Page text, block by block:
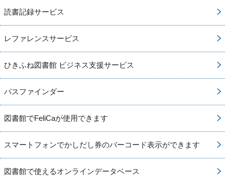
読書記録サービス
レファレンスサービス
ひきふね図書館 ビジネス支援サービス
パスファインダー
図書館でFeliCaが使用できます
スマートフォンでかしだし券のバーコード表示ができます
図書館で使えるオンラインデータベース